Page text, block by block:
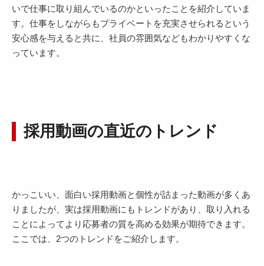
いで仕事に取り組んでいるのかといったことを紹介していま
す。仕事をしながらもプライベートを充実させられるという
安心感を与えると共に、社員の雰囲気などもわかりやすくな
っています。
採用動画の直近のトレンド
かっこいい、面白い採用動画と個性が詰まった動画が多くあ
りましたが、実は採用動画にもトレンドがあり、取り入れる
ことによってより応募者の質を高める効果が期待できます。
ここでは、2つのトレンドをご紹介します。